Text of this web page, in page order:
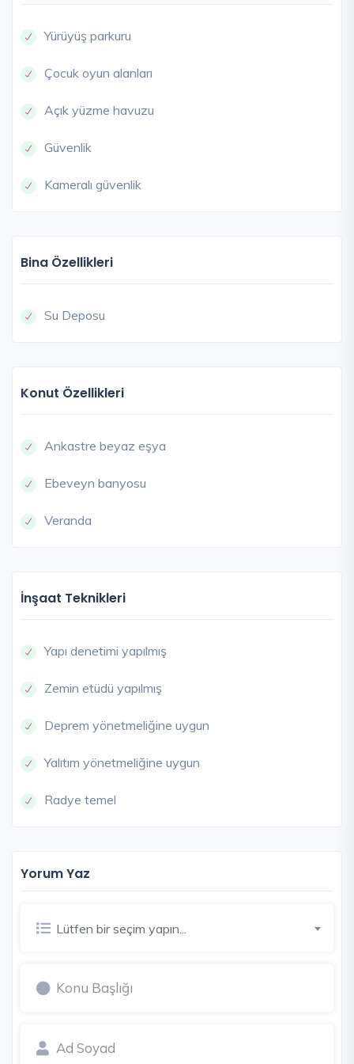
Yürüyüş parkuru
Çocuk oyun alanları
Açık yüzme havuzu
Güvenlik
Kameralı güvenlik
Bina Özellikleri
Su Deposu
Konut Özellikleri
Ankastre beyaz eşya
Ebeveyn banyosu
Veranda
İnşaat Teknikleri
Yapı denetimi yapılmış
Zemin etüdü yapılmış
Deprem yönetmeliğine uygun
Yalıtım yönetmeliğine uygun
Radye temel
Yorum Yaz
Lütfen bir seçim yapın...